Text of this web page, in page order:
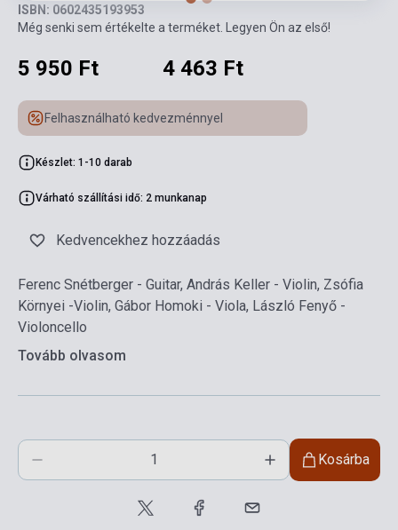
ISBN: 0602435193953
Még senki sem értékelte a terméket. Legyen Ön az első!
5 950 Ft 4 463 Ft
Felhasználható kedvezménnyel
Készlet: 1-10 darab
Várható szállítási idő: 2 munkanap
Kedvencekhez hozzáadás
Ferenc Snétberger - Guitar, András Keller - Violin, Zsófia
Környei -Violin, Gábor Homoki - Viola, László Fenyő -
Violoncello
Tovább olvasom
Kosárba